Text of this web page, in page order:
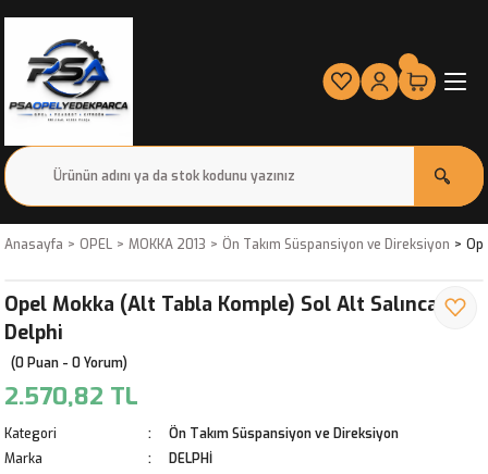
Anasayfa OPEL MOKKA 2013 Ön Takım Süspansiyon ve Direksiyon
Opel Mokka (Alt Tabla Komple) Sol Alt Salıncak
Delphi
(0 Puan - 0 Yorum)
2.570,82 TL
Kategori
Ön Takım Süspansiyon ve Direksiyon
Marka
DELPHİ